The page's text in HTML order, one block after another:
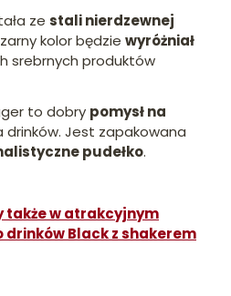
ze stali nierdzewnej
kolor będzie wyróżniał
srebrnych produktów
to dobry pomysł na
drinków. Jest zapakowana
pudełko.
także w atrakcyjnym
drinków Black z shakerem